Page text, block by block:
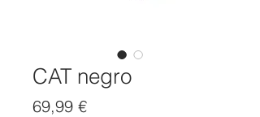
CAT negro
69,99 €Precio